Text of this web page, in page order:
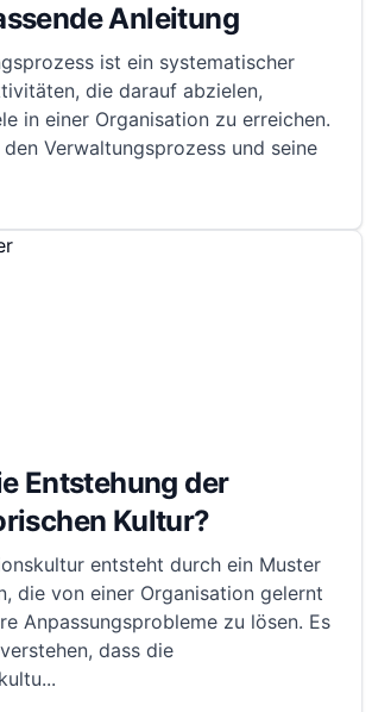
Anleitung
ist ein systematischer
die darauf abzielen,
in einer Organisation zu erreichen.
Verwaltungsprozess und seine
Entstehung der
Kultur?
entsteht durch ein Muster
die von einer Organisation gelernt
Anpassungsprobleme zu lösen. Es
dass die
...